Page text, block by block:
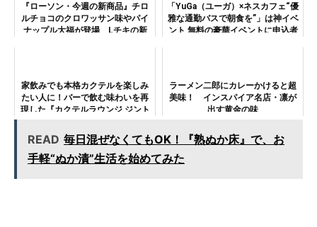
『ローソン・今週の新商品』チロ
ルチョコのクロワッサン味やパイ
ナップル大福が登場 Lチキの新
「YuGa（ユーガ）×ネスカフェ“優
雅な通勤バスで朝食を”」は神イベ
ント 無料の豪華イベントに申込者
家飲みでも本格カクテルを楽しみ
たい人に！バーで飲む味わいを再
現した『カクテルラウンジ ジント
シスオレンジ』が新発売
ラーメン二郎にカレーかけると超
美味！ インスパイア名店・凛が
出す黄金の味
READ 毎日混ぜなくてもOK！『熟ぬか床』で、お
手軽“ぬか漬”生活を始めてみた